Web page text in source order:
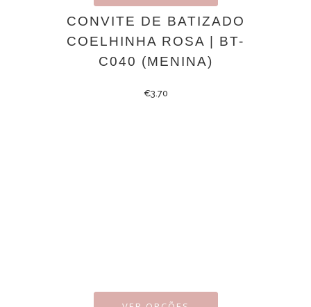
CONVITE DE BATIZADO
COELHINHA ROSA | BT-
C040 (MENINA)
€3.70